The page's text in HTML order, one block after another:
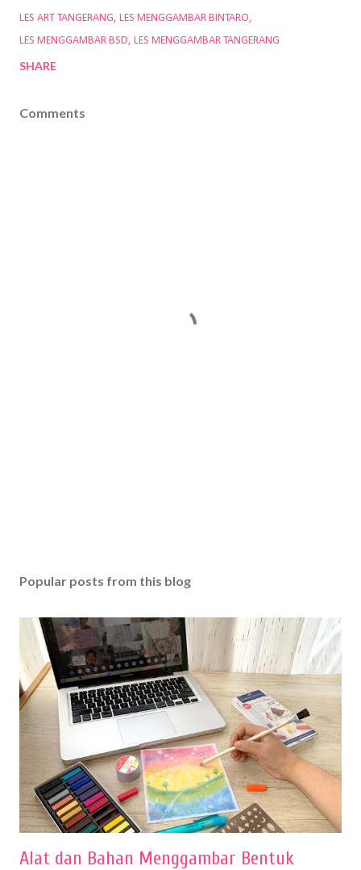
LES ART TANGERANG
LES MENGGAMBAR BINTARO
LES MENGGAMBAR BSD
LES MENGGAMBAR TANGERANG
SHARE
Comments
Popular posts from this blog
Alat dan Bahan Menggambar Bentuk